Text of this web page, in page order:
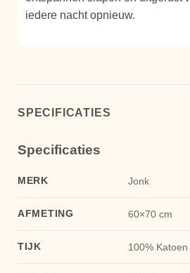
iedere nacht opnieuw.
SPECIFICATIES
Specificaties
MERK Jonk
AFMETING 60×70 cm
TIJK 100% Katoen